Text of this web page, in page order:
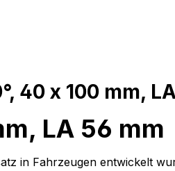
40 x 100 mm,
LA 56 mm
in Fahrzeugen entwickelt